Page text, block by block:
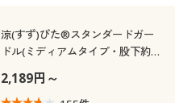
3L
涼(すず)ぴた®スタンダードガー
ドル(ミディアムタイプ・股下約
仕様)
2,189円～